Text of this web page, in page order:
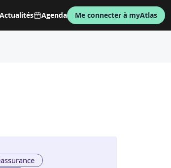
Actualités Agenda Me connecter à myAtlas